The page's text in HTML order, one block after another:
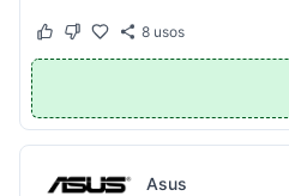
Este cupom funcionou
Este cupom não funcionou
8usos
Asus